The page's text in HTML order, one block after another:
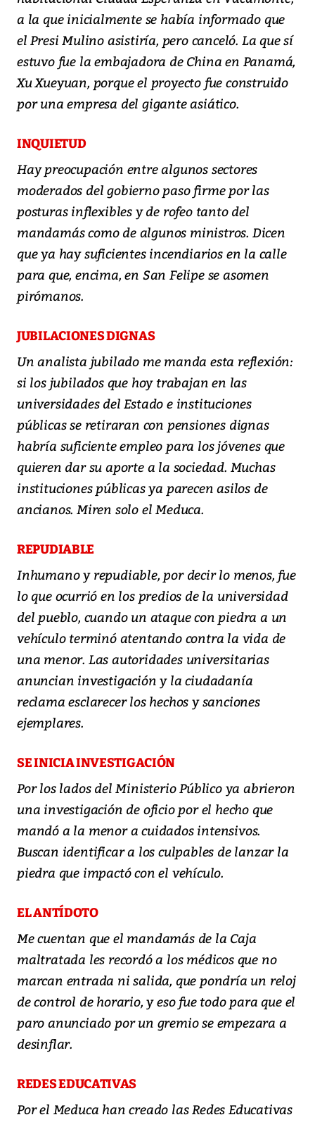
a la que inicialmente se había informado que
el Presi Mulino asistiría, pero canceló. La que sí
estuvo fue la embajadora de China en Panamá,
Xu Xueyuan, porque el proyecto fue construido
por una empresa del gigante asiático.
INQUIETUD
Hay preocupación entre algunos sectores
moderados del gobierno paso firme por las
posturas inflexibles y de rofeo tanto del
mandamás como de algunos ministros. Dicen
que ya hay suficientes incendiarios en la calle
para que, encima, en San Felipe se asomen
pirómanos.
JUBILACIONES DIGNAS
Un analista jubilado me manda esta reflexión:
si los jubilados que hoy trabajan en las
universidades del Estado e instituciones
públicas se retiraran con pensiones dignas
habría suficiente empleo para los jóvenes que
quieren dar su aporte a la sociedad. Muchas
instituciones públicas ya parecen asilos de
ancianos. Miren solo el Meduca.
REPUDIABLE
Inhumano y repudiable, por decir lo menos, fue
lo que ocurrió en los predios de la universidad
del pueblo, cuando un ataque con piedra a un
vehículo terminó atentando contra la vida de
una menor. Las autoridades universitarias
anuncian investigación y la ciudadanía
reclama esclarecer los hechos y sanciones
ejemplares.
SE INICIA INVESTIGACIÓN
Por los lados del Ministerio Público ya abrieron
una investigación de oficio por el hecho que
mandó a la menor a cuidados intensivos.
Buscan identificar a los culpables de lanzar la
piedra que impactó con el vehículo.
EL ANTÍDOTO
Me cuentan que el mandamás de la Caja
maltratada les recordó a los médicos que no
marcan entrada ni salida, que pondría un reloj
de control de horario, y eso fue todo para que el
paro anunciado por un gremio se empezara a
desinflar.
REDES EDUCATIVAS
Por el Meduca han creado las Redes Educativas